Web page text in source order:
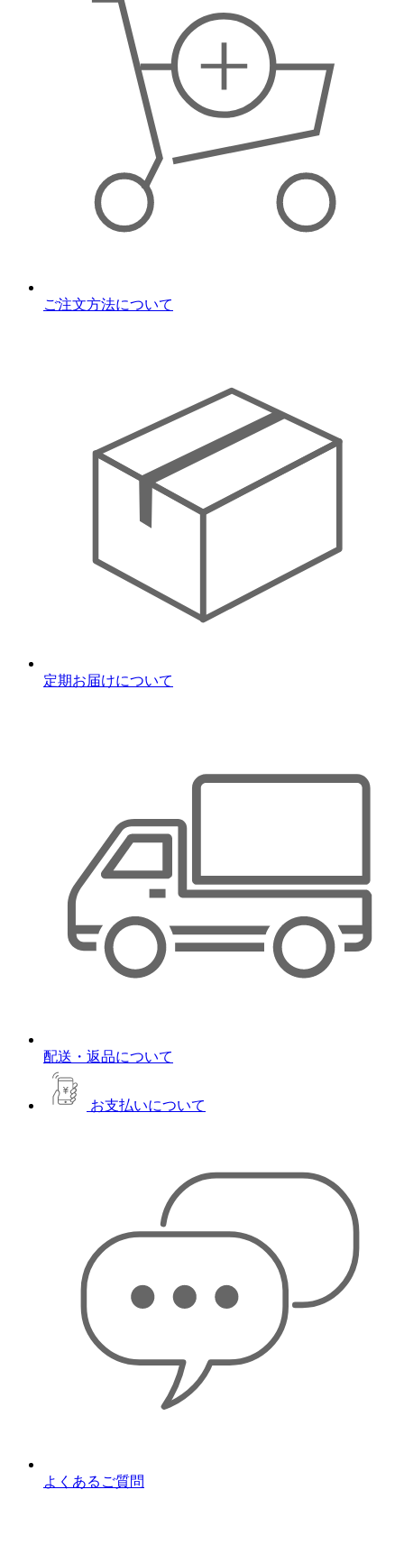
ご注文方法について
定期お届けについて
配送・返品について
お支払いについて
よくあるご質問